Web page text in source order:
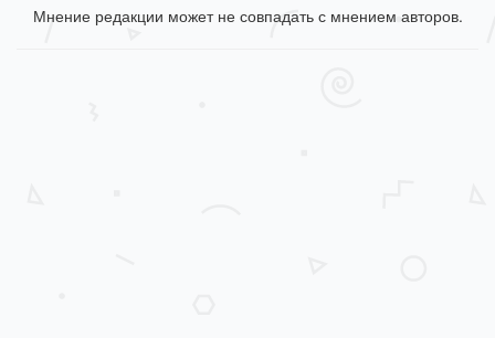
Мнение редакции может не совпадать с мнением авторов.